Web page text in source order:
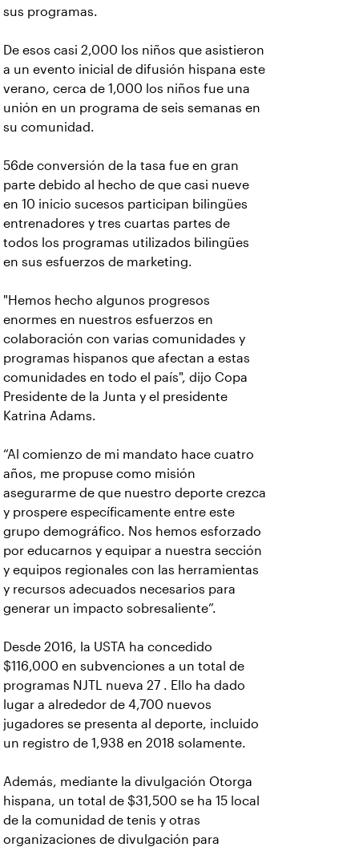
sus programas.
De esos casi 2,000 los niños que asistieron
a un evento inicial de difusión hispana este
verano, cerca de 1,000 los niños fue una
unión en un programa de seis semanas en
su comunidad.
56de conversión de la tasa fue en gran
parte debido al hecho de que casi nueve
en 10 inicio sucesos participan bilingües
entrenadores y tres cuartas partes de
todos los programas utilizados bilingües
en sus esfuerzos de marketing.
"Hemos hecho algunos progresos
enormes en nuestros esfuerzos en
colaboración con varias comunidades y
programas hispanos que afectan a estas
comunidades en todo el país", dijo Copa
Presidente de la Junta y el presidente
Katrina Adams.
“Al comienzo de mi mandato hace cuatro
años, me propuse como misión
asegurarme de que nuestro deporte crezca
y prospere específicamente entre este
grupo demográfico. Nos hemos esforzado
por educarnos y equipar a nuestra sección
y equipos regionales con las herramientas
y recursos adecuados necesarios para
generar un impacto sobresaliente”.
Desde 2016, la USTA ha concedido
$116,000 en subvenciones a un total de
programas NJTL nueva 27 . Ello ha dado
lugar a alrededor de 4,700 nuevos
jugadores se presenta al deporte, incluido
un registro de 1,938 en 2018 solamente.
Además, mediante la divulgación Otorga
hispana, un total de $31,500 se ha 15 local
de la comunidad de tenis y otras
organizaciones de divulgación para